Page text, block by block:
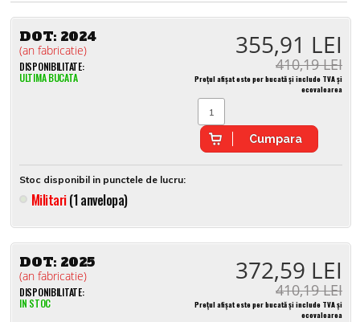
DOT: 2024
(an fabricatie)
DISPONIBILITATE:
ULTIMA BUCATA
355,91 LEI
410,19 LEI
Prețul afișat este per bucată și include TVA și
ecovaloarea
Cumpara
Stoc disponibil in punctele de lucru:
Militari(1 anvelopa)
DOT: 2025
(an fabricatie)
DISPONIBILITATE:
IN STOC
372,59 LEI
410,19 LEI
Prețul afișat este per bucată și include TVA și
ecovaloarea